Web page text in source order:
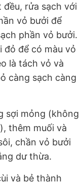
rửa sạch với
vỏ bưởi để
phần vỏ bưởi.
đỏ để có màu vỏ
là tách vỏ và
càng sạch càng
sợi mỏng (không
thêm muối và
chần vỏ bưởi
dư thừa.
và bẻ thành